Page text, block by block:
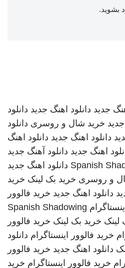
بشوید.
جدید دانلود اهنگ جدید دانلود
خرید شال و روسری دانلود
دانلود اهنگ جدید دانلود اهنگ
اهنگ جدید دانلود آهنگ جدید
Spanish دانلود اهنگ جدید
و روسری خرید بک لینک خرید
دانلود اهنگ جدید خرید فالوور
Spanish Shadowing
لینک خرید بک لینک خرید فالوور
خرید فالوور اینستاگرام دانلود
دانلود اهنگ جدید خرید فالوور
خرید فالوور اینستاگرام خرید